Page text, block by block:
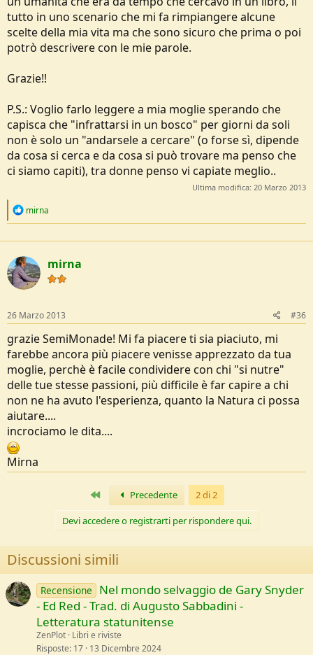
tutto in uno scenario che mi fa rimpiangere alcune
scelte della mia vita ma che sono sicuro che prima o poi
potrò descrivere con le mie parole.
Grazie!!
P.S.: Voglio farlo leggere a mia moglie sperando che
capisca che "infrattarsi in un bosco" per giorni da soli
non è solo un "andarsele a cercare" (o forse sì, dipende
da cosa si cerca e da cosa si può trovare ma penso che
ci siamo capiti), tra donne penso vi capiate meglio..
Ultima modifica: 20 Marzo 2013
R
c
t
i
o
n
:
mirna
mirna
26 Marzo 2013 #36
grazie SemiMonade! Mi fa piacere ti sia piaciuto, mi
farebbe ancora più piacere venisse apprezzato da tua
moglie, perchè è facile condividere con chi "si nutre"
delle tue stesse passioni, più difficile è far capire a chi
non ne ha avuto l'esperienza, quanto la Natura ci possa
aiutare....
incrociamo le dita....
Mirna
Primo Precedente 2 di 2
Devi accedere o registrarti per rispondere qui.
Discussioni simili
Recensione
Nel mondo selvaggio de Gary Snyder
- Ed Red - Trad. di Augusto Sabbadini -
Letteratura statunitense
ZenPlot Libri e riviste
Risposte 17 13 Dicembre 2024